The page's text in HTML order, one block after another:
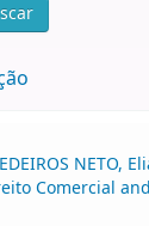
NETO,
Comercial